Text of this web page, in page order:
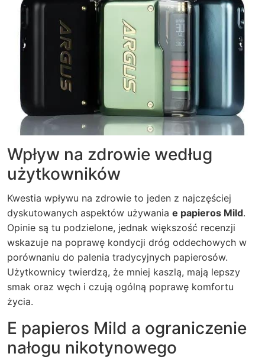
Wpływ na zdrowie według
użytkowników
Kwestia wpływu na zdrowie to jeden z najczęściej
dyskutowanych aspektów używania e papieros Mild.
Opinie są tu podzielone, jednak większość recenzji
wskazuje na poprawę kondycji dróg oddechowych w
porównaniu do palenia tradycyjnych papierosów.
Użytkownicy twierdzą, że mniej kaszlą, mają lepszy
smak oraz węch i czują ogólną poprawę komfortu
życia.
E papieros Mild a ograniczenie
nałogu nikotynowego